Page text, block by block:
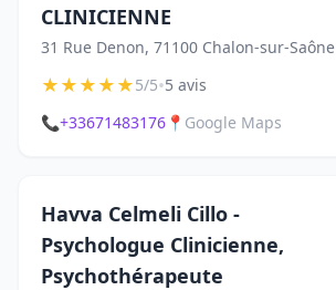
CLINICIENNE
31 Rue Denon, 71100 Chalon-sur-Saône
★★★★★5/5•5 avis
📞+33671483176 📍 Google Maps
Havva Celmeli Cillo -
Psychologue Clinicienne,
Psychothérapeute